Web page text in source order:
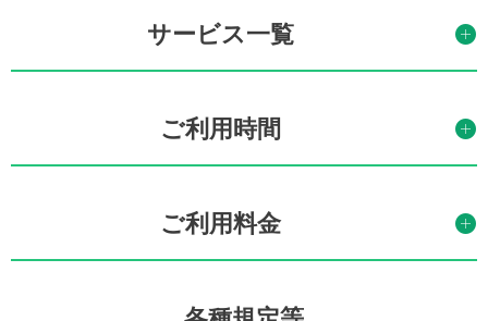
サービス一覧
ご利用時間
ご利用料金